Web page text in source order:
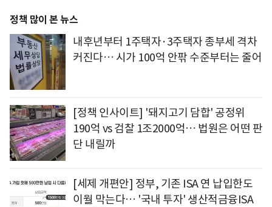
정책 많이 본 뉴스
내후년부터 1주택자·3주택자 종부세 격차
커진다… 시가 100억 안팎 수준부터는 줄어
[정책 인사이트] '돼지고기 담합' 공정위
190억 vs 검찰 1조2000억… 법원은 어떤 판
단 내릴까
[세제 개편안] 정부, 기존 ISA 연 납입한도
이월 막는다… '국내 투자' 생산적금융ISA